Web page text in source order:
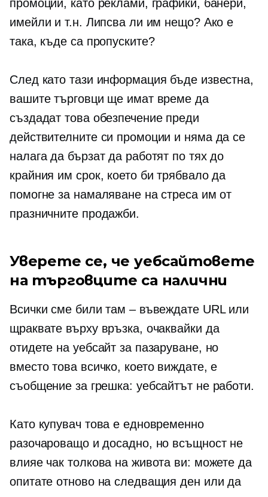
промоции, като реклами, графики, банери,
имейли и т.н. Липсва ли им нещо? Ако е
така, къде са пропуските?
След като тази информация бъде известна,
вашите търговци ще имат време да
създадат това обезпечение преди
действителните си промоции и няма да се
налага да бързат да работят по тях до
крайния им срок, което би трябвало да
помогне за намаляване на стреса им от
празничните продажби.
Уверете се, че уебсайтовете
на търговците са налични
Всички сме били там – въвеждате URL или
щраквате върху връзка, очаквайки да
отидете на уебсайт за пазаруване, но
вместо това всичко, което виждате, е
съобщение за грешка: уебсайтът не работи.
Като купувач това е едновременно
разочароващо и досадно, но всъщност не
влияе чак толкова на живота ви: можете да
опитате отново на следващия ден или да